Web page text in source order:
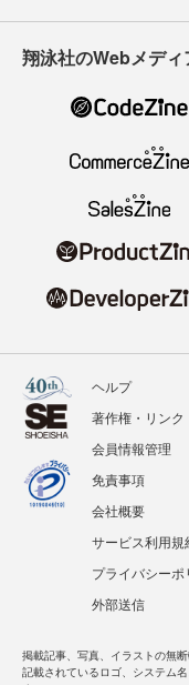
翔泳社のWebメディ
ヘルプ
著作権・リンク
会員情報管理
免責事項
会社概要
サービス利用規
プライバシーポ
外部送信
掲載記事、写真、イラストの無断
記載されているロゴ、システム